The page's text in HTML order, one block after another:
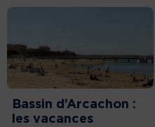
Bassin d’Arcachon :
les vacances